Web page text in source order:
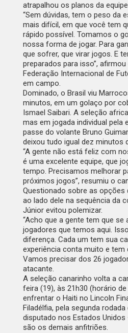
atrapalhou os planos da
“Sem dúvidas, tem o peso da
mais difícil, em que você tem
rápido possível. Tomamos o
nossa forma de jogar. Para
que sofrer, que virar jogos. E
preparados para isso”,
Federação Internacional de
em campo.
Dominado, o Brasil viu
minutos, em um golaço por
Ismael Saibari. A seleção
mas em jogada individual pela
passe do volante Bruno
deixou tudo igual dez minutos
“A gente não está feliz com
é uma excelente equipe, que
tempo. Precisamos melhorar
próximos jogos”, resumiu o
Questionado sobre as opções
ao lado dele na sequência da
Júnior evitou polemizar.
“Acho que a gente tem que se
jogadores que temos aqui.
diferença. Cada um tem sua
experiência conta muito e tem
Vamos precisar dos 26
atacante.
A seleção canarinho volta a
feira (19), às 21h30 (horário de
enfrentar o Haiti no Lincoln
Filadélfia, pela segunda
disputado nos Estados Unidos
são os demais anfitriões.